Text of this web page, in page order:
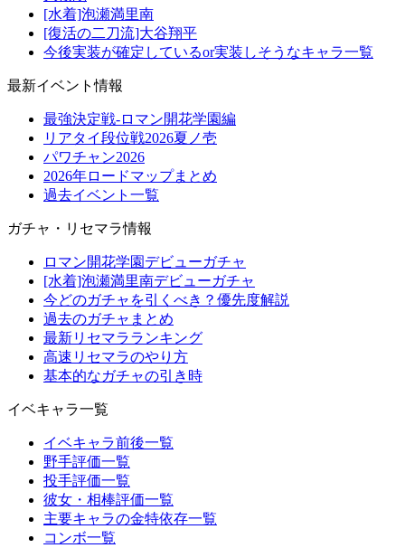
[水着]泡瀬満里南
[復活の二刀流]大谷翔平
今後実装が確定しているor実装しそうなキャラ一覧
最新イベント情報
最強決定戦-ロマン開花学園編
リアタイ段位戦2026夏ノ壱
パワチャン2026
2026年ロードマップまとめ
過去イベント一覧
ガチャ・リセマラ情報
ロマン開花学園デビューガチャ
[水着]泡瀬満里南デビューガチャ
今どのガチャを引くべき？優先度解説
過去のガチャまとめ
最新リセマラランキング
高速リセマラのやり方
基本的なガチャの引き時
イベキャラ一覧
イベキャラ前後一覧
野手評価一覧
投手評価一覧
彼女・相棒評価一覧
主要キャラの金特依存一覧
コンボ一覧